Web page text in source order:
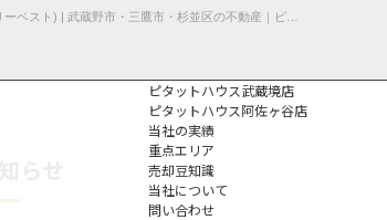
ピタットハウス武蔵境店
ピタットハウス阿佐ヶ谷店
当社の実績
重点エリア
売却豆知識
当社について
問い合わせ